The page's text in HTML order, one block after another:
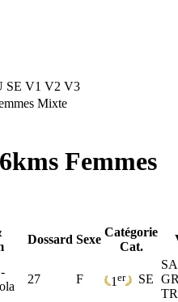
SE V1 V2 V3
Mixte
Femmes
Dossard Sexe
Catégorie
Cat.
27 F 1 er SE